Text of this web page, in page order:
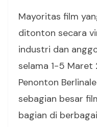
Mayoritas film
ditonton secara
industri dan
selama 1-5 Maret
Penonton
sebagian besar
bagian di